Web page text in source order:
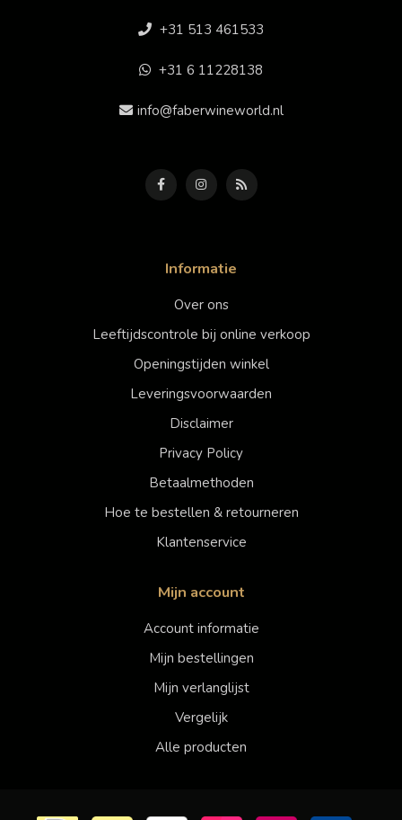
+31 513 461533
+31 6 11228138
info@faberwineworld.nl
Informatie
Over ons
Leeftijdscontrole bij online verkoop
Openingstijden winkel
Leveringsvoorwaarden
Disclaimer
Privacy Policy
Betaalmethoden
Hoe te bestellen & retourneren
Klantenservice
Mijn account
Account informatie
Mijn bestellingen
Mijn verlanglijst
Vergelijk
Alle producten